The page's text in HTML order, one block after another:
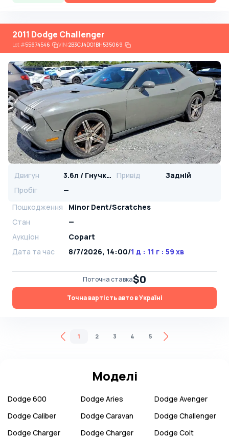
2011 Dodge Challenger
Lot#55674546 VIN:2B3CJ4DG1BH535069
Двигун 3.6л / Гнучке паливо Привід
Задній
Пробіг
—
Пошкодження
Minor Dent/Scratches
Стан
—
Аукціон
Copart
Дата та час
8/7/2026, 14:00/1 д : 11 г : 59 хв
Поточна ставка$0
Точна вартість авто в Україні
1 2 3 4 5
Моделі
Dodge 600 Dodge Aries Dodge Avenger
Dodge Caliber Dodge Caravan Dodge Challenger
Dodge Charger Dodge Charger
Dodge Colt